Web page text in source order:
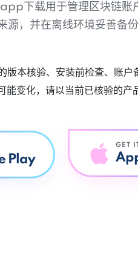
下载用于管理区块链账
源，并在离线环境妥善备份
本核验、安装前检查、账户
能变化，请以当前已核验的产
Play
GET